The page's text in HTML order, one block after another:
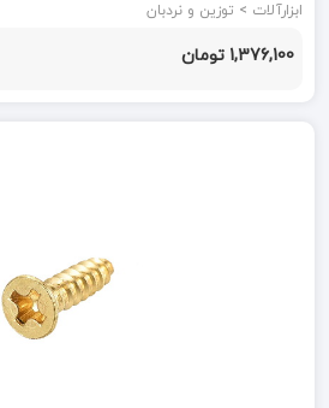
ابزارآلات > توزین و نردبان
1,376,100 تومان